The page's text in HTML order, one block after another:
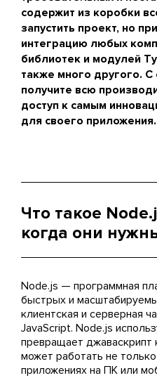
содержит из коробки
запустить проект, но
интеграцию любых
библиотек и модулей
также много другого.
получите всю
доступ к самым
для своего приложения.
Что такое
когда они
Node.js — программная
быстрых и
клиентская и серверная
JavaScript. Node.js
превращает джаваскрипт
может работать не
приложениях на ПК или